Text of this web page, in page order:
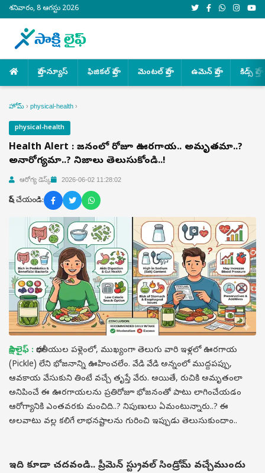
శనివారం, 8 ఆగస్టు 2026
హెల్త్ న్యూస్ ఫిజికల్ హెల్త్ మెంటల్ హెల్త్ ఉమెన్ హెల్త్ కిడ్స్ హెల్త్
హోమ్ › physical-health ›
physical-health
Health Alert : భోజనంలో రోజూ ఊరగాయ.. అమృతమా..?
అనారోగ్యమా..? నిజాలు తెలుసుకోండి..!
ఆరోగ్య డెస్క్ 2026-06-02 11:28:02
షేర్ చేయండి:
సాక్షి లైఫ్ : భారతీయుల పళ్లెంలో, ముఖ్యంగా తెలుగు వారి ఇళ్లలో ఊరగాయ
(Pickle) లేని భోజనాన్ని ఊహించలేం. వేడి వేడి అన్నంలో ముద్దపప్పు,
ఆవకాయ వేసుకుని తింటే వచ్చే తృప్తే వేరు. అయితే, రుచికి అమృతంలా
అనిపించే ఈ ఊరగాయలను ప్రతిరోజూ భోజనంతో పాటు లాగించేయడం
ఆరోగ్యానికి ఎంతవరకు మంచిది..? నిపుణులు ఏమంటున్నారు..? ఈ
అలవాటు వల్ల కలిగే లాభనష్టాలను గురించి ఇప్పుడు తెలుసుకుందాం..
ఇది కూడా చదవండి.. ప్రీమెన్‌ స్ట్రువల్ సిండ్రోమ్ వచ్చేముందు